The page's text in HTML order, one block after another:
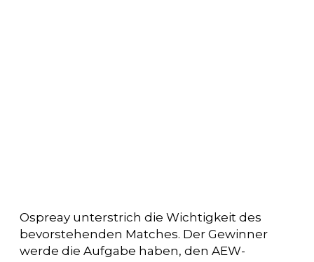
Ospreay unterstrich die Wichtigkeit des
bevorstehenden Matches. Der Gewinner
werde die Aufgabe haben, den AEW-